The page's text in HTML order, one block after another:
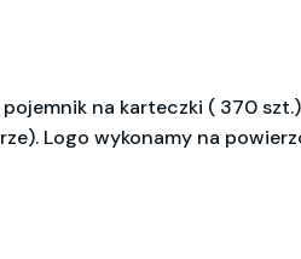
na karteczki ( 370
Logo wykonamy na